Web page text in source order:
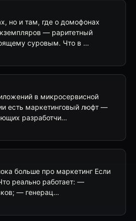
но и там, где о домофонах
— раритетный
суровым. Что в …
в микросервисной
есть маркетинговый люфт —
разработчи…
больше про маркетинг Если
реально работает: —
— генерац…